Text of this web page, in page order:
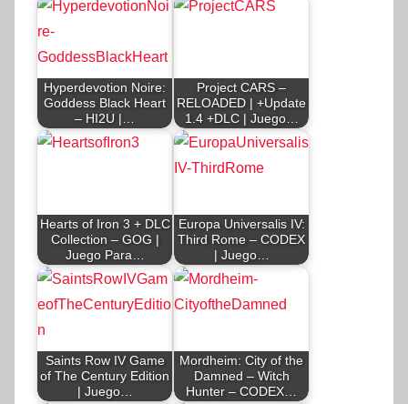
Hyperdevotion Noire:
Goddess Black Heart
– HI2U |…
Project CARS –
RELOADED | +Update
1.4 +DLC | Juego…
Hearts of Iron 3 + DLC
Collection – GOG |
Juego Para…
Europa Universalis IV:
Third Rome – CODEX
| Juego…
Saints Row IV Game
of The Century Edition
| Juego…
Mordheim: City of the
Damned – Witch
Hunter – CODEX…